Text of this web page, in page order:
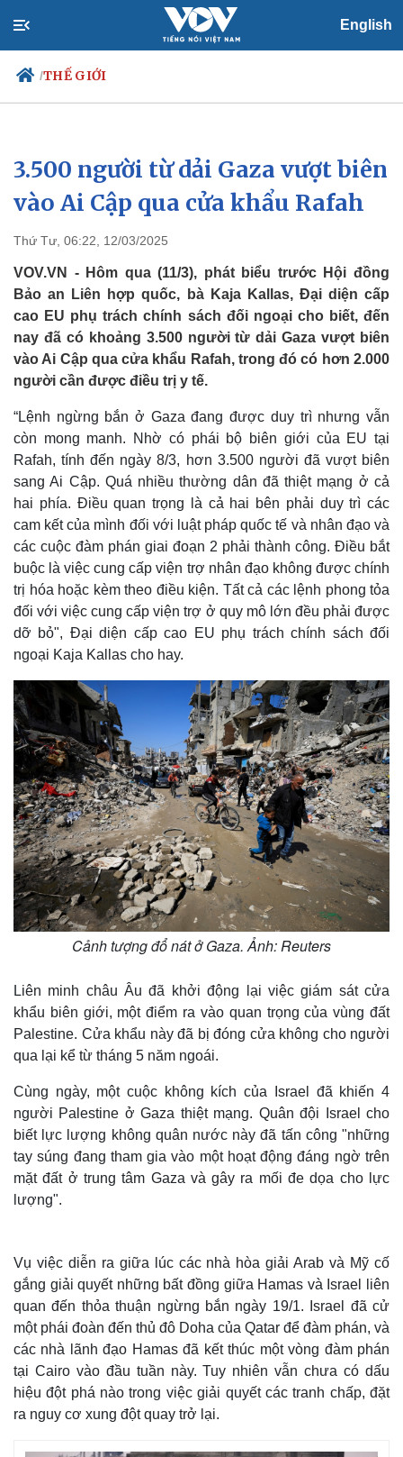
English
/THẾ GIỚI
Chính trị
Đảng
Tổ chức nhân sự
Nhận diện sự thật
Xã hội
Tin 24h
Dự báo thời tiết
Việc làm
Biển đảo
3.500 người từ dải Gaza vượt biên
vào Ai Cập qua cửa khẩu Rafah
Thứ Tư, 06:22, 12/03/2025
VOV.VN - Hôm qua (11/3), phát biểu trước Hội đồng
Bảo an Liên hợp quốc, bà Kaja Kallas, Đại diện cấp
cao EU phụ trách chính sách đối ngoại cho biết, đến
nay đã có khoảng 3.500 người từ dải Gaza vượt biên
vào Ai Cập qua cửa khẩu Rafah, trong đó có hơn 2.000
người cần được điều trị y tế.
“Lệnh ngừng bắn ở Gaza đang được duy trì nhưng vẫn
còn mong manh. Nhờ có phái bộ biên giới của EU tại
Rafah, tính đến ngày 8/3, hơn 3.500 người đã vượt biên
sang Ai Cập. Quá nhiều thường dân đã thiệt mạng ở cả
hai phía. Điều quan trọng là cả hai bên phải duy trì các
cam kết của mình đối với luật pháp quốc tế và nhân đạo và
các cuộc đàm phán giai đoạn 2 phải thành công. Điều bắt
buộc là việc cung cấp viện trợ nhân đạo không được chính
trị hóa hoặc kèm theo điều kiện. Tất cả các lệnh phong tỏa
đối với việc cung cấp viện trợ ở quy mô lớn đều phải được
dỡ bỏ", Đại diện cấp cao EU phụ trách chính sách đối
ngoại Kaja Kallas cho hay.
Cảnh tượng đổ nát ở Gaza. Ảnh: Reuters
Liên minh châu Âu đã khởi động lại việc giám sát cửa
khẩu biên giới, một điểm ra vào quan trọng của vùng đất
Palestine. Cửa khẩu này đã bị đóng cửa không cho người
qua lại kể từ tháng 5 năm ngoái.
Cùng ngày, một cuộc không kích của Israel đã khiến 4
người Palestine ở Gaza thiệt mạng. Quân đội Israel cho
biết lực lượng không quân nước này đã tấn công "những
tay súng đang tham gia vào một hoạt động đáng ngờ trên
mặt đất ở trung tâm Gaza và gây ra mối đe dọa cho lực
lượng".
Vụ việc diễn ra giữa lúc các nhà hòa giải Arab và Mỹ cố
gắng giải quyết những bất đồng giữa Hamas và Israel liên
quan đến thỏa thuận ngừng bắn ngày 19/1. Israel đã cử
một phái đoàn đến thủ đô Doha của Qatar để đàm phán, và
các nhà lãnh đạo Hamas đã kết thúc một vòng đàm phán
tại Cairo vào đầu tuần này. Tuy nhiên vẫn chưa có dấu
hiệu đột phá nào trong việc giải quyết các tranh chấp, đặt
ra nguy cơ xung đột quay trở lại.